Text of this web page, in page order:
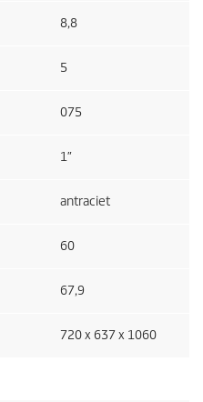
8,8
5
075
1″
antraciet
60
67,9
720 x 637 x 1060